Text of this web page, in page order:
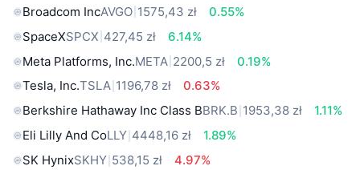
Broadcom IncAVGO 1575,43 zł
0.55%
SpaceXSPCX 427,45 zł
6.14%
Meta Platforms, Inc.META 2200,5 zł
0.19%
Tesla, Inc.TSLA 1196,78 zł
0.63%
Berkshire Hathaway Inc Class BBRK.B 1953,38 zł
1.11%
Eli Lilly And CoLLY 4448,16 zł
1.89%
SK HynixSKHY 538,15 zł
4.97%